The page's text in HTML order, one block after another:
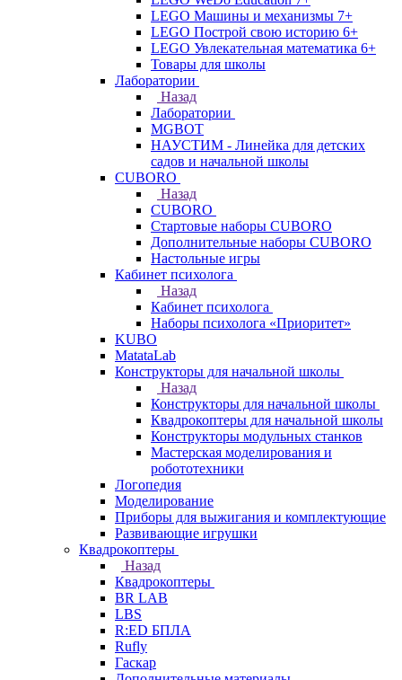
LEGO Машины и механизмы 7+
LEGO Построй свою историю 6+
LEGO Увлекательная математика 6+
Товары для школы
Лаборатории
Назад
Лаборатории
MGBOT
НАУСТИМ - Линейка для детских
садов и начальной школы
CUBORO
Назад
CUBORO
Стартовые наборы CUBORO
Дополнительные наборы CUBORO
Настольные игры
Кабинет психолога
Назад
Кабинет психолога
Наборы психолога «Приоритет»
KUBO
MatataLab
Конструкторы для начальной школы
Назад
Конструкторы для начальной школы
Квадрокоптеры для начальной школы
Конструкторы модульных станков
Мастерская моделирования и
робототехники
Логопедия
Моделирование
Приборы для выжигания и комплектующие
Развивающие игрушки
Квадрокоптеры
Назад
Квадрокоптеры
BR LAB
LBS
R:ED БПЛА
Rufly
Гаскар